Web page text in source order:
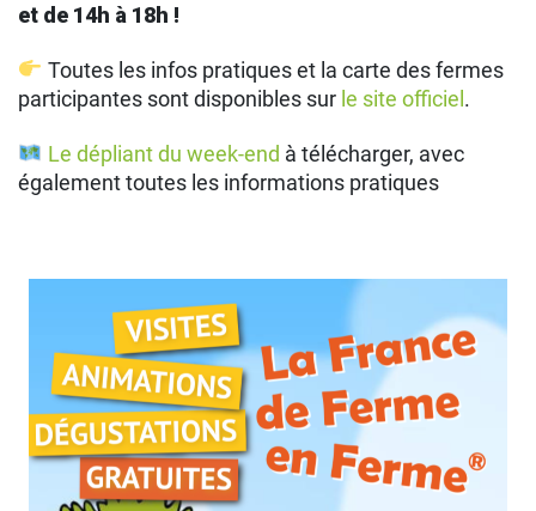
et de 14h à 18h !
Toutes les infos pratiques et la carte des fermes
participantes sont disponibles sur le site officiel.
Le dépliant du week-end à télécharger, avec
également toutes les informations pratiques